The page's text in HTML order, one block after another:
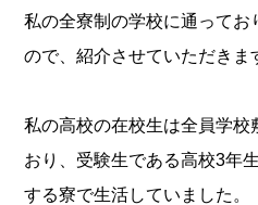
私の全寮制の学校に通ってお
ので、紹介させていただきま
私の高校の在校生は全員学校
おり、受験生である高校3年
する寮で生活していました。